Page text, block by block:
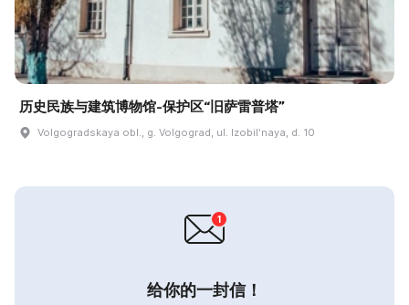
历史民族与建筑博物馆-保护区“旧萨雷普塔”
Volgogradskaya obl., g. Volgograd, ul. Izobilʹnaya, d. 10
给你的一封信！